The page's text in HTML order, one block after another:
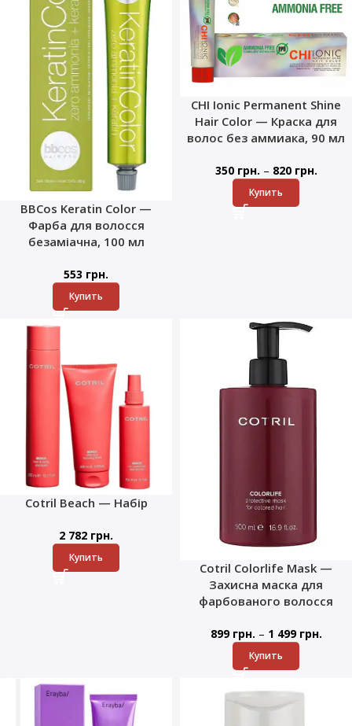
BBCos Keratin Color —
Фарба для волосся
безаміачна, 100 мл
553 грн.
Купить
CHI Ionic Permanent Shine
Hair Color — Краска для
волос без аммиака, 90 мл
350 грн. – 820 грн.
Купить
Cotril Beach — Набір
2 782 грн.
Купить
Cotril Colorlife Mask —
Захисна маска для
фарбованого волосся
899 грн. – 1 499 грн.
Купить